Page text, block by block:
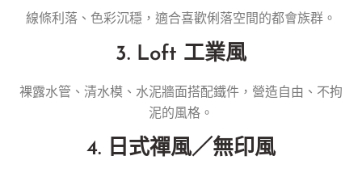
線條利落、色彩沉穩，適合喜歡俐落空間的都會族群。
3. Loft 工業風
裸露水管、清水模、水泥牆面搭配鐵件，營造自由、不拘
泥的風格。
4. 日式禪風／無印風